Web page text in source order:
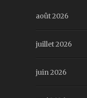
août 2026
juillet 2026
juin 2026